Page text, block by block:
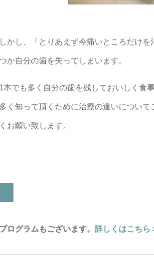
し、「とりあえず今痛いところだけを
か自分の歯を失ってしまいます。
でも多く自分の歯を残しておいしく食
く知って頂くために治療の違いについて
お願い致します。
ログラムもございます。 詳しくはこちら